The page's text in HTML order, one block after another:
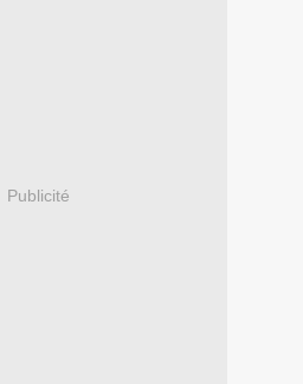
Publicité